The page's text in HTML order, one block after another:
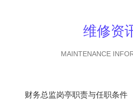
维修资
MAINTENANCE
财务总监岗亭职责与任职条件